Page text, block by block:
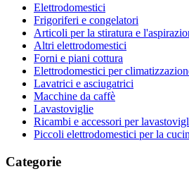
Elettrodomestici
Frigoriferi e congelatori
Articoli per la stiratura e
Altri elettrodomestici
Forni e piani cottura
Elettrodomestici per
Lavatrici e asciugatrici
Macchine da caffè
Lavastoviglie
Ricambi e accessori per
Piccoli elettrodomestici per la
Categorie